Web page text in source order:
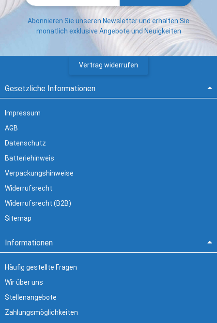
Abonnieren Sie unseren Newsletter und erhalten Sie
monatlich exklusive Angebote und Neuigkeiten
Vertrag widerrufen
Gesetzliche Informationen
Impressum
AGB
Datenschutz
Batteriehinweis
Verpackungshinweise
Widerrufsrecht
Widerrufsrecht (B2B)
Sitemap
Informationen
Häufig gestellte Fragen
Wir über uns
Stellenangebote
Zahlungsmöglichkeiten